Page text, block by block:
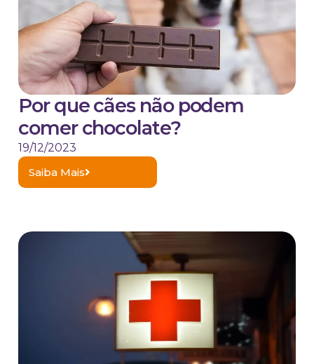
Por que cães não podem
comer chocolate?
19/12/2023
Saiba Mais